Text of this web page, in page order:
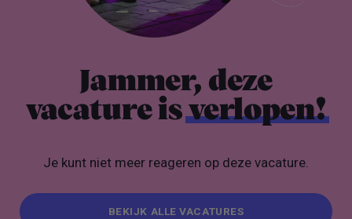
Jammer, deze
vacature isverlopen!
Je kunt niet meer reageren op deze vacature.
BEKIJK ALLE VACATURES